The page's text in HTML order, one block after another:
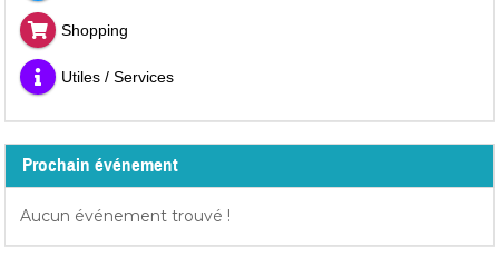
Shopping
Utiles / Services
Prochain événement
Aucun événement trouvé !